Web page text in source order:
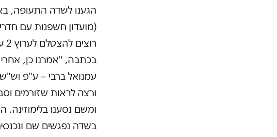
הגענו לשדה התעופה,
(מועדון חשפנות עם
בכתבה, "אמרנו כן,
עמנואל ברבי – ע"פ
ורצה לראות שזורמים
ומשם נסענו
בשדה נפגשים שם